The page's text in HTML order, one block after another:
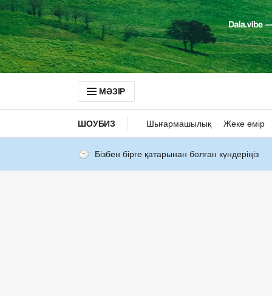
МӘЗІР
ШОУБИЗ Шығармашылық Жеке өмір
Бізбен бірге қатарынан болған күндеріңіз